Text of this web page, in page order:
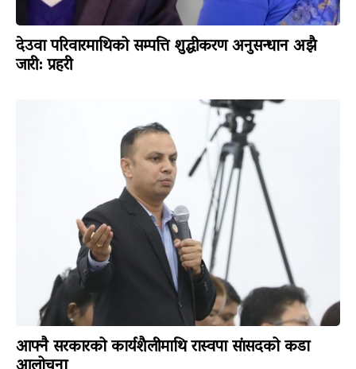
देउवा परिवारमाथिको सम्पत्ति शुद्धीकरण अनुसन्धान अझै
जारी: प्रहरी
आफ्नै सरकारको कार्यशैलीमाथि रास्वपा सांसदको कडा